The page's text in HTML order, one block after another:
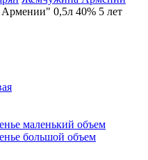
0,5л 40% 5 лет
маленький объем
большой объем